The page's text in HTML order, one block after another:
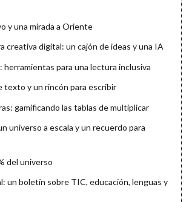
y una mirada a Oriente
creativa digital: un cajón de ideas y una IA
herramientas para una lectura inclusiva
texto y un rincón para escribir
gamificando las tablas de multiplicar
universo a escala y un recuerdo para
del universo
un boletín sobre TIC, educación, lenguas y